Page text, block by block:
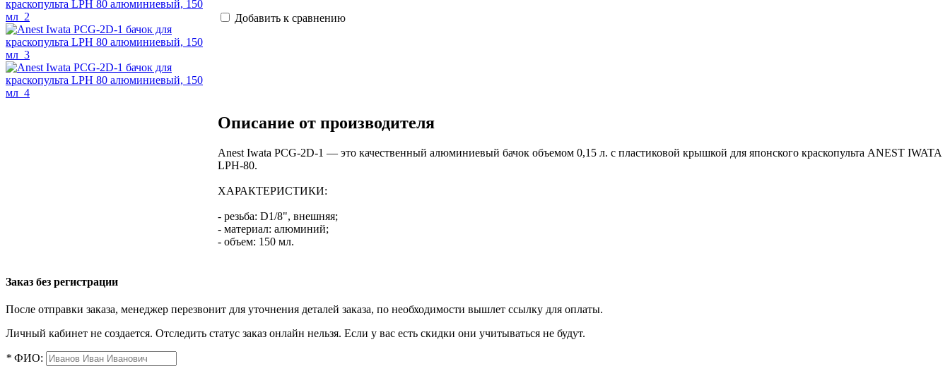
Добавить к сравнению
Описание от производителя
Anest Iwata PCG-2D-1 — это качественный алюминиевый бачок объемом 0,15 л. с пластиковой крышкой для японского краскопульта ANEST IWATA
LPH-80.
ХАРАКТЕРИСТИКИ:
- резьба: D1/8", внешняя;
- материал: алюминий;
- объем: 150 мл.
Заказ без регистрации
После отправки заказа, менеджер перезвонит для уточнения деталей заказа, по необходимости вышлет ссылку для оплаты.
Личный кабинет не создается. Отследить статус заказ онлайн нельзя. Если у вас есть скидки они учитываться не будут.
* ФИО: